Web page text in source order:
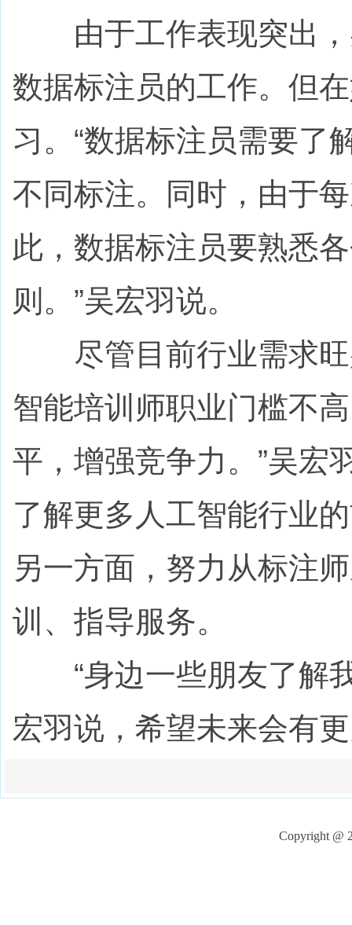
由于工作表现突出，
数据标注员的工作。但
习。“数据标注员需要了
不同标注。同时，由于
此，数据标注员要熟悉
则。”吴宏羽说。
尽管目前行业需求旺
智能培训师职业门槛不
平，增强竞争力。”吴宏
了解更多人工智能行业
另一方面，努力从标注
训、指导服务。
“身边一些朋友了解我
宏羽说，希望未来会有
Copyright @